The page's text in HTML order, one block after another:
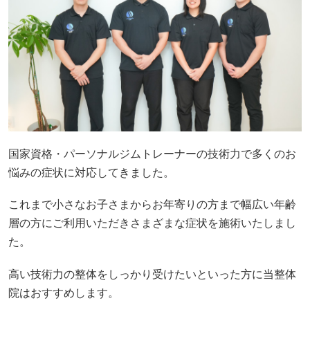
国家資格・パーソナルジムトレーナーの技術力で多くのお
悩みの症状に対応してきました。
これまで小さなお子さまからお年寄りの方まで幅広い年齢
層の方にご利用いただきさまざまな症状を施術いたしまし
た。
高い技術力の整体をしっかり受けたいといった方に当整体
院はおすすめします。